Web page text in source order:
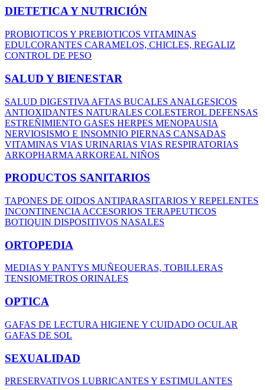
DIETETICA Y NUTRICIÓN
PROBIOTICOS Y PREBIOTICOS VITAMINAS
EDULCORANTES CARAMELOS, CHICLES, REGALIZ
CONTROL DE PESO
SALUD Y BIENESTAR
SALUD DIGESTIVA AFTAS BUCALES ANALGESICOS
ANTIOXIDANTES NATURALES COLESTEROL DEFENSAS
ESTREÑIMIENTO GASES HERPES MENOPAUSIA
NERVIOSISMO E INSOMNIO PIERNAS CANSADAS
VITAMINAS VIAS URINARIAS VIAS RESPIRATORIAS
ARKOPHARMA ARKOREAL NIÑOS
PRODUCTOS SANITARIOS
TAPONES DE OIDOS ANTIPARASITARIOS Y REPELENTES
INCONTINENCIA ACCESORIOS TERAPEUTICOS
BOTIQUIN DISPOSITIVOS NASALES
ORTOPEDIA
MEDIAS Y PANTYS MUÑEQUERAS, TOBILLERAS
TENSIOMETROS ORINALES
OPTICA
GAFAS DE LECTURA HIGIENE Y CUIDADO OCULAR
GAFAS DE SOL
SEXUALIDAD
PRESERVATIVOS LUBRICANTES Y ESTIMULANTES